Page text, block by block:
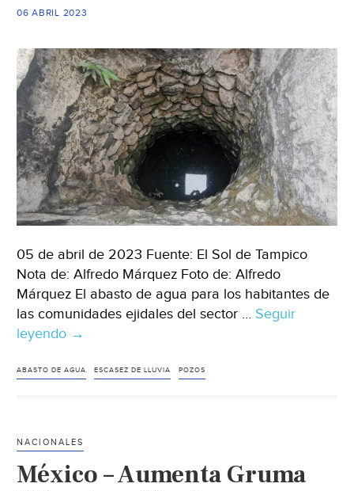
06 ABRIL 2023
05 de abril de 2023 Fuente: El Sol de Tampico
Nota de: Alfredo Márquez Foto de: Alfredo
Márquez El abasto de agua para los habitantes de
las comunidades ejidales del sector … Seguir
leyendo Tamaulipas
¡Hasta
el
riesgo
→
ABASTO DE AGUA ESCASEZ DE LLUVIA POZOS
NACIONALES
México – Aumenta Gruma